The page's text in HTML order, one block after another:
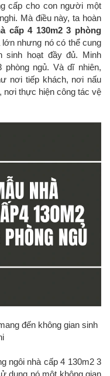
cấp cho con người một
Mà điều này, ta hoàn
cấp 4 130m2 3 phòng
nhưng nó có thể cung
sinh hoạt đầy đủ. Minh
ngủ. Và dĩ nhiên,
nơi tiếp khách, nơi nấu
nơi thực hiện công tác vệ
đến không gian sinh
ngôi nhà cấp 4 130m2 3
dụng nó một không gian